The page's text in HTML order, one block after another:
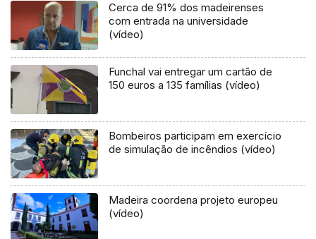
Cerca de 91% dos madeirenses
com entrada na universidade
(vídeo)
Funchal vai entregar um cartão de
150 euros a 135 famílias (vídeo)
Bombeiros participam em exercício
de simulação de incêndios (vídeo)
Madeira coordena projeto europeu
(vídeo)